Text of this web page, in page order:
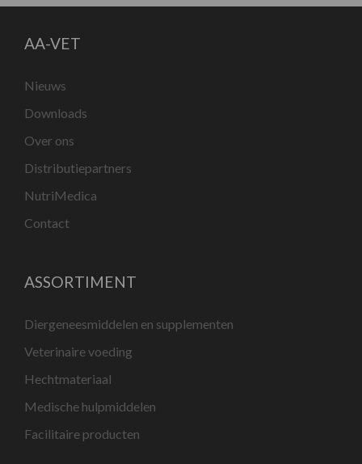
AA-VET
Nieuws
Downloads
Over ons
Distributiepartners
NutriMedica
Contact
ASSORTIMENT
Diergeneesmiddelen en supplementen
Veterinaire voeding
Hechtmateriaal
Medische hulpmiddelen
Facilitaire producten